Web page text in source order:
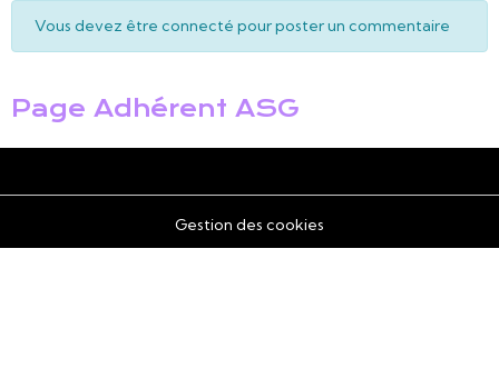
Vous devez être connecté pour poster un commentaire
Page Adhérent ASG
Gestion des cookies